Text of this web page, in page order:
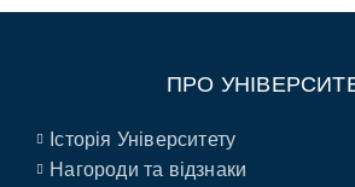
ПРО
Історія Університету
Нагороди та відзнаки